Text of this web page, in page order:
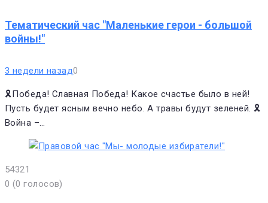
Тематический час "Маленькие герои - большой
войны!"
3 недели назад0
🎗Победа! Славная Победа! Какое счастье было в ней!
Пусть будет ясным вечно небо. А травы будут зеленей. 🎗
Война –…
54321
0 (0 голосов)